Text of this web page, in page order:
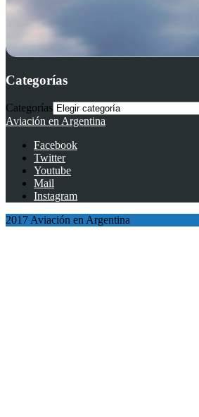
Categorías
Categorías
Aviación en Argentina
Facebook
Twitter
Youtube
Mail
Instagram
2017 Aviación en Argentina